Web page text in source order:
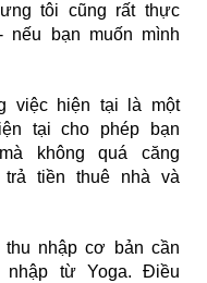
tôi cũng rất thực
bạn muốn mình
việc hiện tại là một
tại cho phép bạn
không quá căng
tiền thuê nhà và
nhập cơ bản cần
nhập từ Yoga. Điều